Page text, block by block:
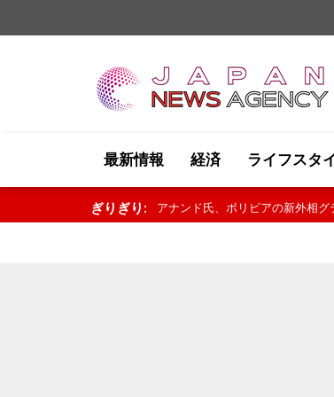
最新情報 経済 ライフスタ
ぎりぎり: バンス氏：自動車労働者が一人分